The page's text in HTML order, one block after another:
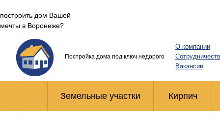
построить дом Вашей
мечты в Воронеже?
Постройка дома под ключ недорого
О компании
Вакансии
Земельные участки Кирпич